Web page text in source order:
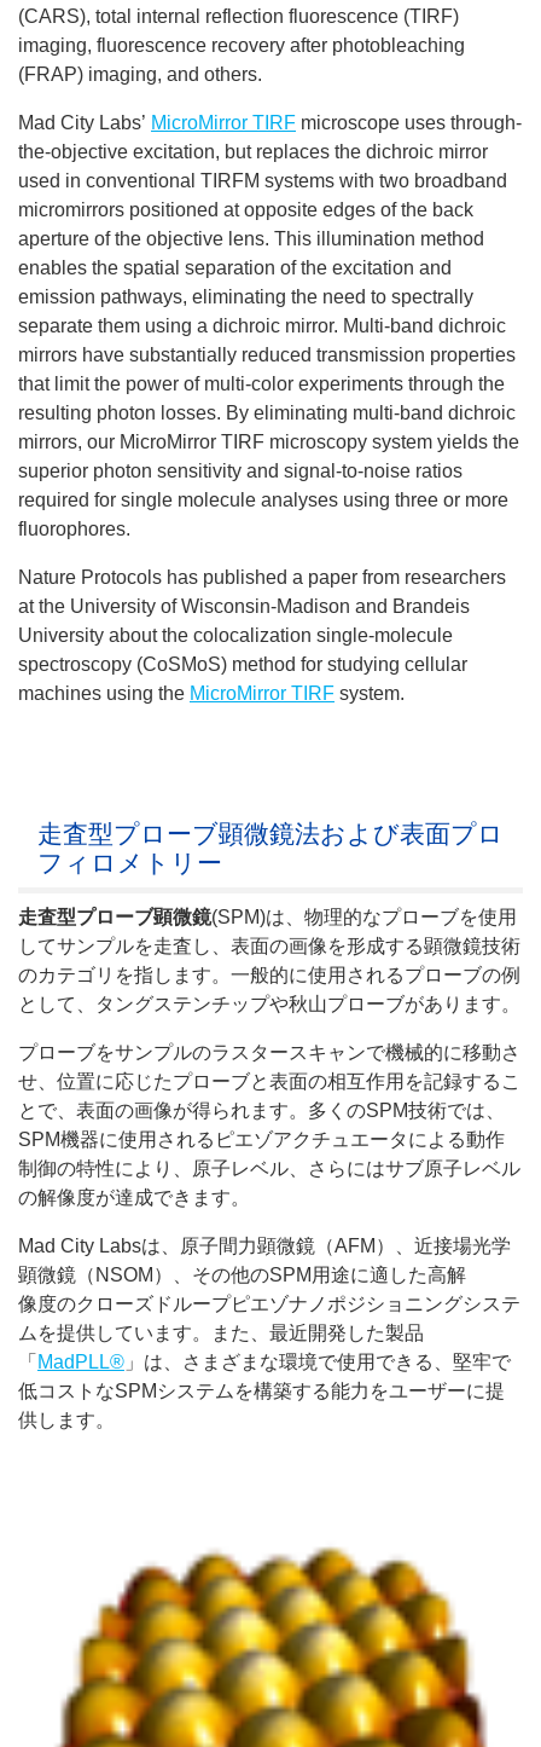
(CARS), total internal reflection fluorescence (TIRF)
imaging, fluorescence recovery after photobleaching
(FRAP) imaging, and others.
Mad City Labs’ MicroMirror TIRF microscope uses through-
the-objective excitation, but replaces the dichroic mirror
used in conventional TIRFM systems with two broadband
micromirrors positioned at opposite edges of the back
aperture of the objective lens. This illumination method
enables the spatial separation of the excitation and
emission pathways, eliminating the need to spectrally
separate them using a dichroic mirror. Multi-band dichroic
mirrors have substantially reduced transmission properties
that limit the power of multi-color experiments through the
resulting photon losses. By eliminating multi-band dichroic
mirrors, our MicroMirror TIRF microscopy system yields the
superior photon sensitivity and signal-to-noise ratios
required for single molecule analyses using three or more
fluorophores.
Nature Protocols has published a paper from researchers
at the University of Wisconsin-Madison and Brandeis
University about the colocalization single-molecule
spectroscopy (CoSMoS) method for studying cellular
machines using the MicroMirror TIRF system.
走査型プローブ顕微鏡法および表面プロ
フィロメトリー
走査型プローブ顕微鏡(SPM)は、物理的なプローブを使用
してサンプルを走査し、表面の画像を形成する顕微鏡技術
のカテゴリを指します。一般的に使用されるプローブの例
として、タングステンチップや秋山プローブがあります。
プローブをサンプルのラスタースキャンで機械的に移動さ
せ、位置に応じたプローブと表面の相互作用を記録するこ
とで、表面の画像が得られます。多くのSPM技術では、
SPM機器に使用されるピエゾアクチュエータによる動作
制御の特性により、原子レベル、さらにはサブ原子レベル
の解像度が達成できます。
Mad City Labsは、原子間力顕微鏡（AFM）、近接場光学
顕微鏡（NSOM）、その他のSPM用途に適した高解
像度のクローズドループピエゾナノポジショニングシステ
ムを提供しています。また、最近開発した製品
「 MadPLL® 」は、さまざまな環境で使用できる、堅牢で
低コストなSPMシステムを構築する能力をユーザーに提
供します。